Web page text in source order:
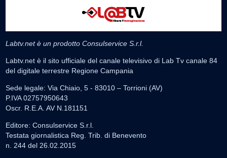
Labtv.net è un prodotto Consulservice S.r.l.
Labtv.net è il sito ufficiale del canale televisivo di Lab Tv canale 84
del digitale terrestre Regione Campania
Sede legale: Via Chiaio, 5 - 83010 – Torrioni (AV)
P.IVA 02757950643
Oscr. R.E.A. AV N.181151
Editore: Consulservice S.r.l.
Testata giornalistica Reg. Trib. di Benevento
n. 244 del 26.02.2015